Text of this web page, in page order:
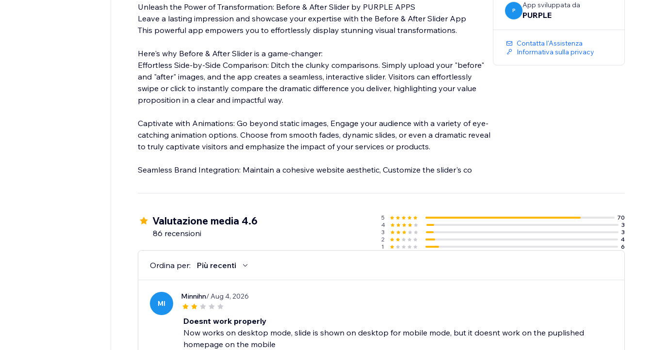
Unleash the Power of Transformation: Before & After Slider by PURPLE APPS
Leave a lasting impression and showcase your expertise with the Before & After Slider App
This powerful app empowers you to effortlessly display stunning visual transformations.
Here's why Before & After Slider is a game-changer:
Effortless Side-by-Side Comparison: Ditch the clunky comparisons. Simply upload your "before"
and "after" images, and the app creates a seamless, interactive slider. Visitors can effortlessly
swipe or click to instantly compare the dramatic difference you deliver, highlighting your value
proposition in a clear and impactful way.
Captivate with Animations: Go beyond static images, Engage your audience with a variety of eye-
catching animation options. Choose from smooth fades, dynamic slides, or even a dramatic reveal
to truly captivate visitors and emphasize the impact of your services or products.
Seamless Brand Integration: Maintain a cohesive website aesthetic, Customize the slider's co
P
App sviluppata da
PURPLE
Contatta l'Assistenza
Informativa sulla privacy
Valutazione media 4.6
86 recensioni
5
70
4
3
3
3
2
4
1
6
Ordina per: Più recenti
MI
Minnihn/ Aug 4, 2026
Doesnt work properly
Now works on desktop mode, slide is shown on desktop for mobile mode, but it doesnt work on the puplished
homepage on the mobile